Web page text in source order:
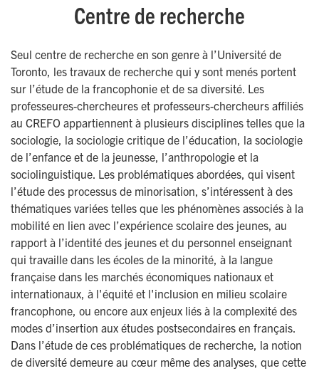
Centre de recherche
Seul centre de recherche en son genre à l’Université de
Toronto, les travaux de recherche qui y sont menés portent
sur l’étude de la francophonie et de sa diversité. Les
professeures-chercheures et professeurs-chercheurs affiliés
au CREFO appartiennent à plusieurs disciplines telles que la
sociologie, la sociologie critique de l’éducation, la sociologie
de l’enfance et de la jeunesse, l’anthropologie et la
sociolinguistique. Les problématiques abordées, qui visent
l’étude des processus de minorisation, s’intéressent à des
thématiques variées telles que les phénomènes associés à la
mobilité en lien avec l’expérience scolaire des jeunes, au
rapport à l’identité des jeunes et du personnel enseignant
qui travaille dans les écoles de la minorité, à la langue
française dans les marchés économiques nationaux et
internationaux, à l'équité et l'inclusion en milieu scolaire
francophone, ou encore aux enjeux liés à la complexité des
modes d’insertion aux études postsecondaires en français.
Dans l’étude de ces problématiques de recherche, la notion
de diversité demeure au cœur même des analyses, que cette